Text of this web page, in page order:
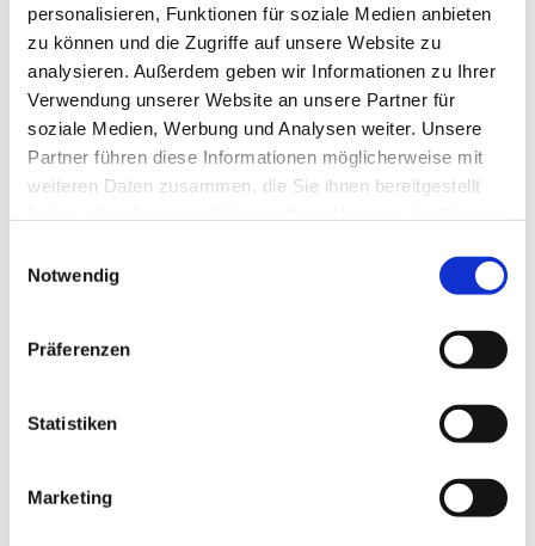
personalisieren, Funktionen für soziale Medien anbieten
zu können und die Zugriffe auf unsere Website zu
analysieren. Außerdem geben wir Informationen zu Ihrer
Verwendung unserer Website an unsere Partner für
soziale Medien, Werbung und Analysen weiter. Unsere
Partner führen diese Informationen möglicherweise mit
weiteren Daten zusammen, die Sie ihnen bereitgestellt
Notwendig
Präferenzen
Statistiken
Marketing
Rückruf
Rückruf vereinbaren
Telefon
Ich habe die
Benutzung des Mailformulars gelesen und stimme Ihnen
genommen